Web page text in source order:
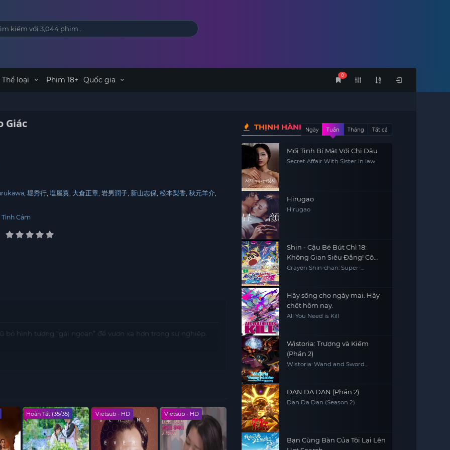
0
Thể loại Phim 18+ Quốc gia
Giác
堀秀行 塩屋翼 大倉正章 岩男潤子 新山志保 松本梨香 秋元羊介
Tình Cảm
hình tượng “gái ngoan” để vươn xa hơn trong sự nghiệp.
Hoàn Tất (35/35) Vietsub - HD Vietsub - HD Vietsub - HD
THỊNH HÀNHNgày Tuần Tháng Tất cả
Mối Tình Bí Mật Với Chị Dâu
Secret Affair With Sister in law
Hirugao
Hirugao
Shin - Cậu Bé Bút Chì 18:
Không Gian Siêu Đẳng! Cô
Dâu Gọi Bão Của Ora
Crayon Shin-chan: Super-
Hãy sống cho ngày mai. Hãy
chết hôm nay.
All You Need is Kill
Wistoria: Trượng và Kiếm
(Phần 2)
Wistoria: Wand and Sword
DAN DA DAN (Phần 2)
Dan Da Dan (Season 2)
Bạn Cùng Bàn Của Tôi Lại Lên